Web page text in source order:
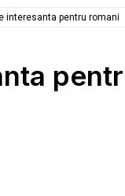
interesanta pentru romani